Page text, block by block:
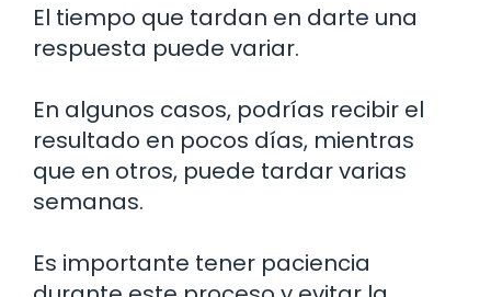
El tiempo que tardan en darte una
respuesta puede variar.
En algunos casos, podrías recibir el
resultado en pocos días, mientras
que en otros, puede tardar varias
semanas.
Es importante tener paciencia